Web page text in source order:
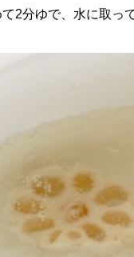
2分ゆで、水に取っ